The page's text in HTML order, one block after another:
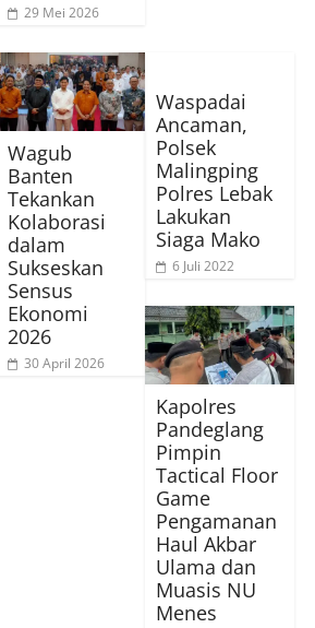
29 Mei 2026
Wagub
Banten
Tekankan
Kolaborasi
dalam
Sukseskan
Sensus
Ekonomi
2026
30 April 2026
Waspadai
Ancaman,
Polsek
Malingping
Polres Lebak
Lakukan
Siaga Mako
6 Juli 2022
Kapolres
Pandeglang
Pimpin
Tactical Floor
Game
Pengamanan
Haul Akbar
Ulama dan
Muasis NU
Menes